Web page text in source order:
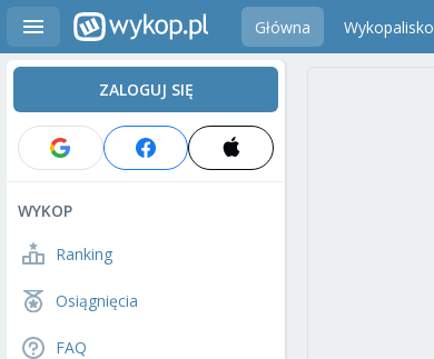
Główna Wykopalisko
ZALOGUJ SIĘ
WYKOP
Ranking
Osiągnięcia
FAQ